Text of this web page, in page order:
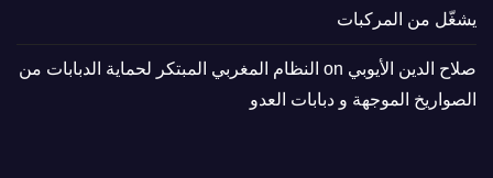
يشغّل من المركبات
صلاح الدين الأيوبي
النظام المغربي المبتكر لحماية الدبابات من
الصواريخ الموجهة و دبابات العدو